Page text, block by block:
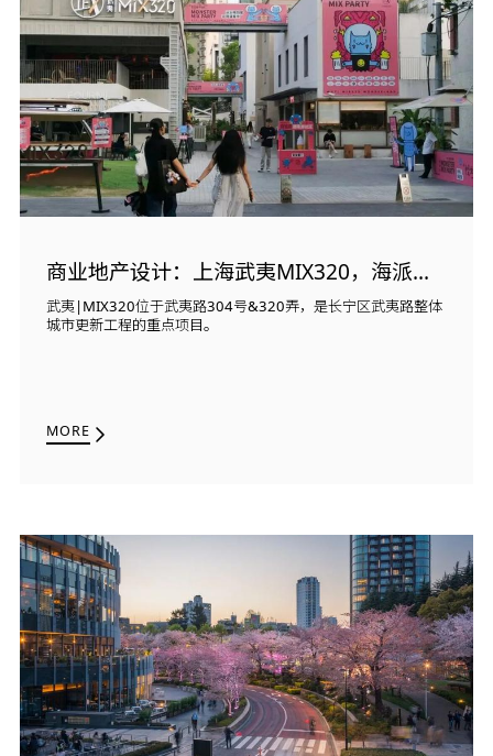
商业地产设计：上海武夷MIX320，海派烟火气
武夷|MIX320位于武夷路304号&320弄，是长宁区武夷路整体
城市更新工程的重点项目。
MORE